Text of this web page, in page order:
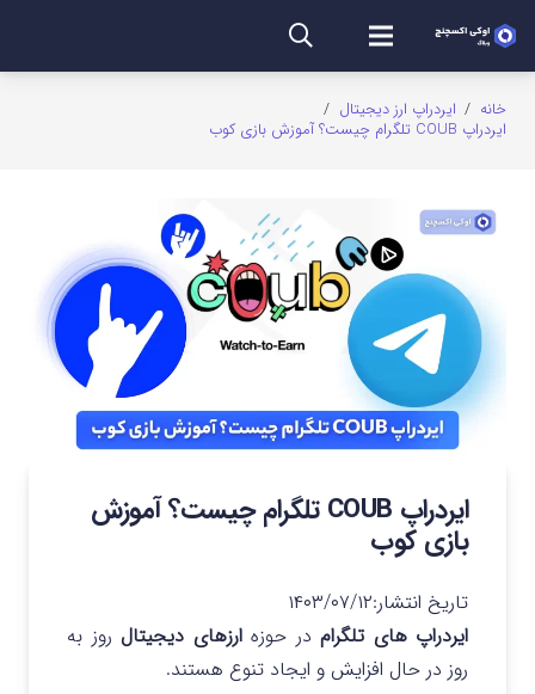
خانه / ایردراپ ارز دیجیتال /
ایردراپ COUB تلگرام چیست؟ آموزش بازی کوب
ایردراپ COUB تلگرام چیست؟ آموزش
بازی کوب
تاریخ انتشار:۱۴۰۳/۰۷/۱۲
ایردراپ های تلگرام در حوزهارزهای دیجیتال روز به
روز در حال افزایش و ایجاد تنوع هستند.